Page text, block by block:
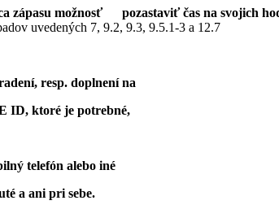
zápasu možnosť pozastaviť čas na svojich
uvedených 7, 9.2, 9.3, 9.5.1-3 a 12.7
resp. doplnení na
ID, ktoré je potrebné,
telefón alebo iné
a ani pri sebe.